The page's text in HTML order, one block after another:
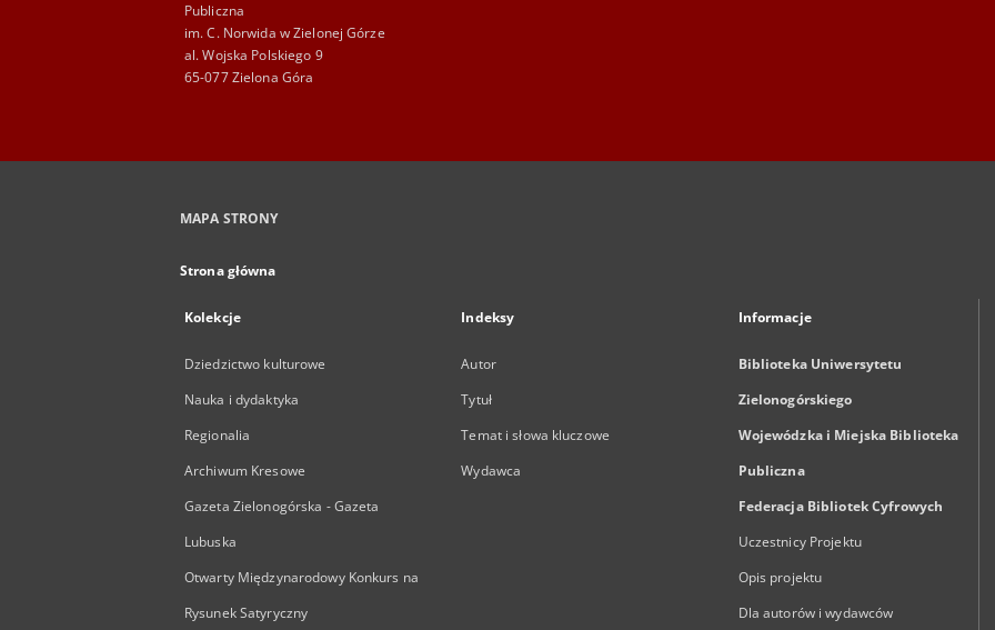
Publiczna
im. C. Norwida w Zielonej Górze
al. Wojska Polskiego 9
65-077 Zielona Góra
MAPA STRONY
Strona główna
Kolekcje
Dziedzictwo kulturowe
Nauka i dydaktyka
Regionalia
Archiwum Kresowe
Gazeta Zielonogórska - Gazeta
Lubuska
Otwarty Międzynarodowy Konkurs na
Rysunek Satyryczny
Indeksy
Autor
Tytuł
Temat i słowa kluczowe
Wydawca
Informacje
Biblioteka Uniwersytetu
Zielonogórskiego
Wojewódzka i Miejska Biblioteka
Publiczna
Federacja Bibliotek Cyfrowych
Uczestnicy Projektu
Opis projektu
Dla autorów i wydawców